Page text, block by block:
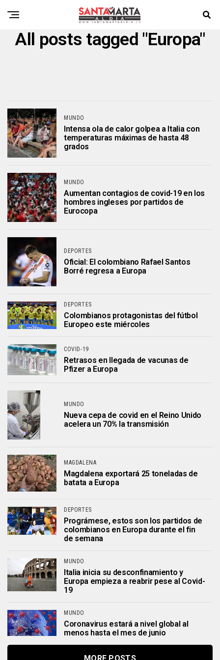
All posts tagged "Europa"
MUNDO
Intensa ola de calor golpea a Italia con
temperaturas máximas de hasta 48
grados
MUNDO
Aumentan contagios de covid-19 en los
hombres ingleses por partidos de
Eurocopa
DEPORTES
Oficial: El colombiano Rafael Santos
Borré regresa a Europa
DEPORTES
Colombianos protagonistas del fútbol
Europeo este miércoles
COVID-19
Retrasos en llegada de vacunas de
Pfizer a Europa
MUNDO
Nueva cepa de covid en el Reino Unido
acelera un 70% la transmisión
MAGDALENA
Magdalena exportará 25 toneladas de
batata a Europa
DEPORTES
Prográmese, estos son los partidos de
colombianos en Europa durante el fin
de semana
MUNDO
Italia inicia su desconfinamiento y
Europa empieza a reabrir pese al Covid-
19
MUNDO
Coronavirus estará a nivel global al
menos hasta el mes de junio